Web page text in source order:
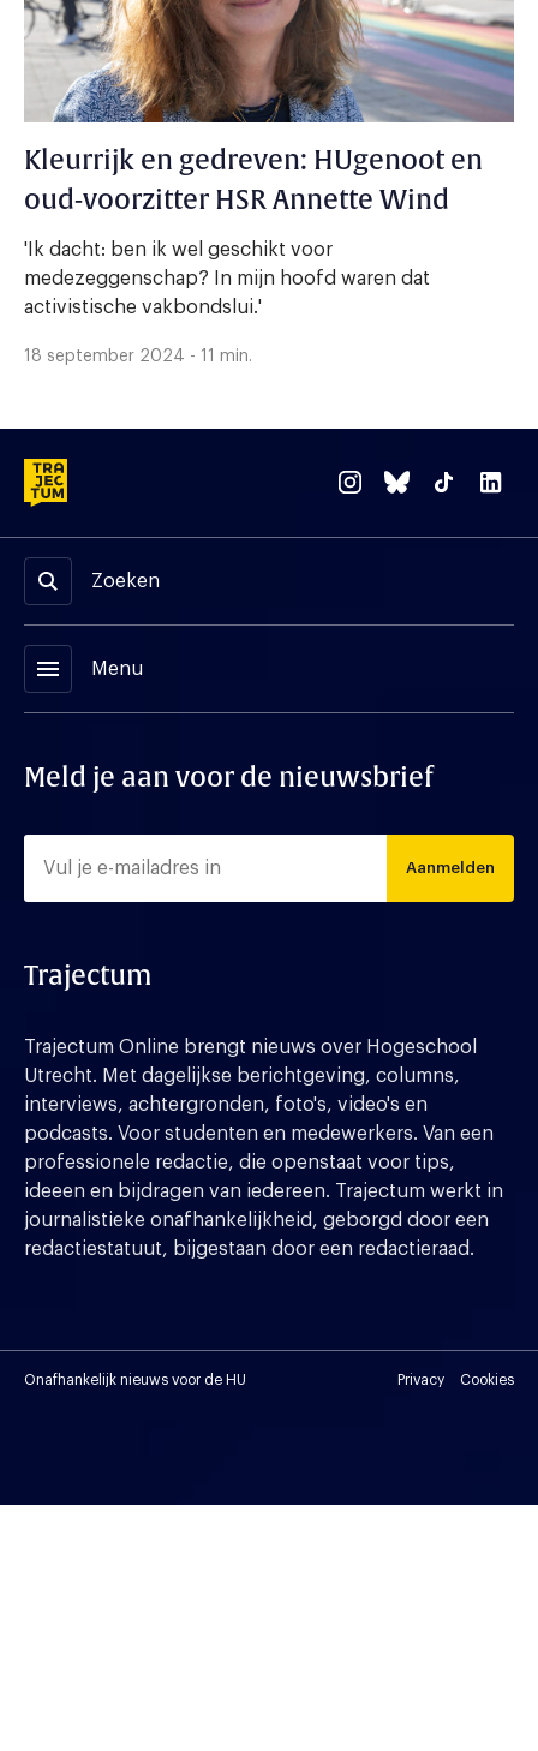
Kleurrijk en gedreven: HUgenoot en
oud-voorzitter HSR Annette Wind
'Ik dacht: ben ik wel geschikt voor
medezeggenschap? In mijn hoofd waren dat
activistische vakbondslui.'
18 september 2024 - 11 min.
Zoeken
menu Menu
Meld je aan voor de nieuwsbrief
Aanmelden
Trajectum
Trajectum Online brengt nieuws over Hogeschool
Utrecht. Met dagelijkse berichtgeving, columns,
interviews, achtergronden, foto's, video's en
podcasts. Voor studenten en medewerkers. Van een
professionele redactie, die openstaat voor tips,
ideeen en bijdragen van iedereen. Trajectum werkt in
journalistieke onafhankelijkheid, geborgd door een
redactiestatuut, bijgestaan door een redactieraad.
Onafhankelijk nieuws voor de HU Privacy Cookies